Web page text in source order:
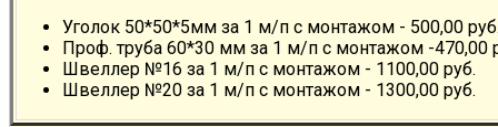
Уголок 50*50*5мм за 1 м/п с монтажом - 500,00
Проф. труба 60*30 мм за 1 м/п с монтажом -470,00
Швеллер №16 за 1 м/п с монтажом - 1100,00 руб.
Швеллер №20 за 1 м/п с монтажом - 1300,00 руб.